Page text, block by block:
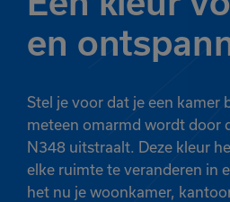
en
Stel je voor dat je een kamer
meteen omarmd wordt door
N348 uitstraalt. Deze kleur
elke ruimte te veranderen in
het nu je woonkamer,
Het
aan je
Verder winkelen